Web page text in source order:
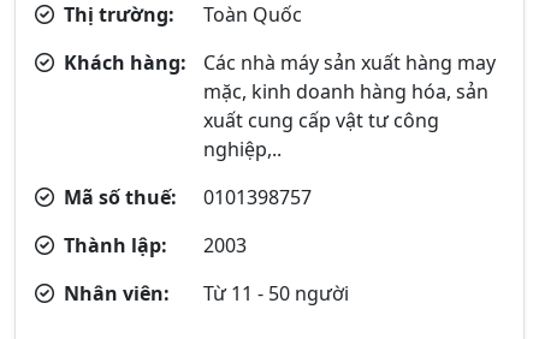
Thị trường:
Toàn Quốc
Khách hàng:
Các nhà máy sản xuất hàng may
mặc, kinh doanh hàng hóa, sản
xuất cung cấp vật tư công
nghiệp,..
Mã số thuế:
0101398757
Thành lập:
2003
Nhân viên:
Từ 11 - 50 người